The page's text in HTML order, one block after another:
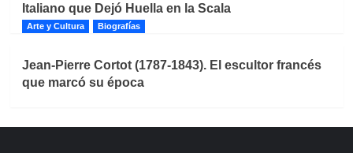
Italiano que Dejó Huella en la Scala
Arte y Cultura Biografías
Jean-Pierre Cortot (1787-1843). El escultor francés
que marcó su época